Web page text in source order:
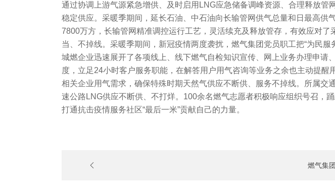
通过协调上游气源紧急增供、及时启用LNG应急储备调峰资源、合理释放管
稳定供应。采暖季期间，延长石油、中石油向长输管网供气总量和日最高供
7800万方，长输管网精准调控运行工艺，灵活续充及释放管存，有效应对了
当、不掉线。采暖季期间，新冠疫情两度袭扰，燃气集团党员职工把“为民服
城燃企业迅速展开了各项线上、线下燃气自检知识宣传、网上业务办理申请
度，立足24小时客户服务职能，在解答用户用气咨询等业务之余也主动提
相关企业用气需求，确保特殊时期天然气供应不断供、服务不掉线。所属交
速公路LNG供应不断供、不打烊。100余名燃气志愿者积极响应组织号召，
打通抗击疫情服务社区“最后一米”贡献自己的力量。
燃气集